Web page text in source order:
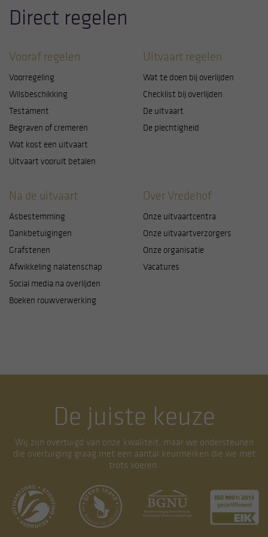
om hiermee te proberen onze website te verbeteren.
voor het plaatsen van cookies en zo ja, waarvoor
uitzetten. Die zijn namelijk nodig voor een goede
werking van de website. U kunt uw keuzes altijd
aanpassen door linksonder op cookie-instellingen te
klikken.
Direct regelen
Vooraf regelen
Voorregeling
Wilsbeschikking
Testament
Begraven of cremeren
Wat kost een uitvaart
Uitvaart vooruit betalen
Uitvaart regelen
Wat te doen bij overlijden
Checklist bij overlijden
De uitvaart
De plechtigheid
Na de uitvaart
Asbestemming
Dankbetuigingen
Grafstenen
Afwikkeling nalatenschap
Social media na overlijden
Boeken rouwverwerking
Over Vredehof
Onze uitvaartcentra
Onze uitvaartverzorgers
Onze organisatie
Vacatures
De juiste keuze
Wij zijn overtuigd van onze kwaliteit, maar we ondersteunen
die overtuiging graag met een aantal keurmerken die we met
trots voeren.